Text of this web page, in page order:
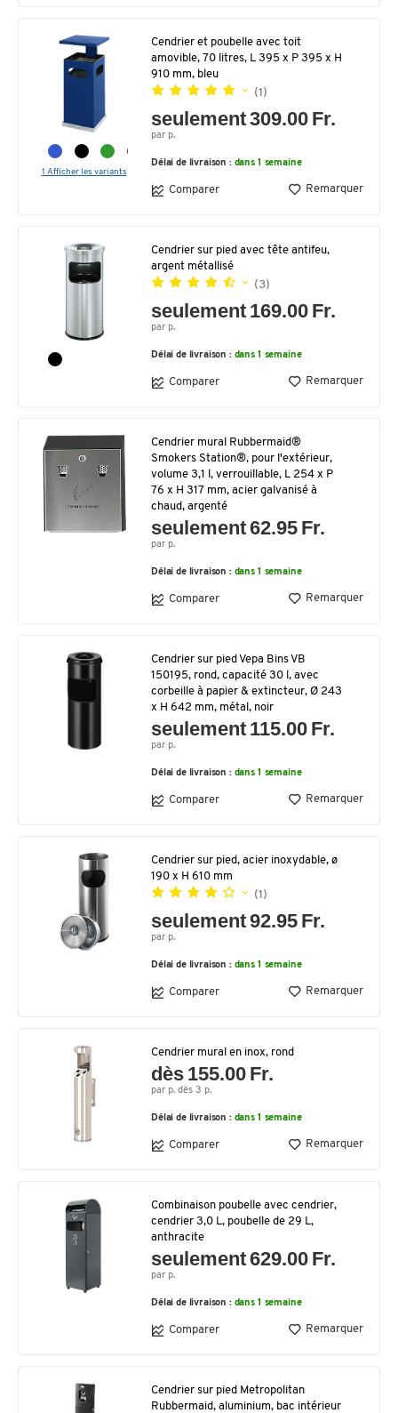
1 Afficher les variants
Cendrier et poubelle avec toit
amovible, 70 litres, L 395 x P 395 x H
910 mm, bleu
(1)
seulement 309.00 Fr.
par p.
Délai de livraison : dans 1 semaine
Comparer Remarquer
Cendrier sur pied avec tête antifeu,
argent métallisé
(3)
seulement 169.00 Fr.
par p.
Délai de livraison : dans 1 semaine
Comparer Remarquer
Cendrier mural Rubbermaid®
Smokers Station®, pour l'extérieur,
volume 3,1 l, verrouillable, L 254 x P
76 x H 317 mm, acier galvanisé à
chaud, argenté
seulement 62.95 Fr.
par p.
Délai de livraison : dans 1 semaine
Comparer Remarquer
Cendrier sur pied Vepa Bins VB
150195, rond, capacité 30 l, avec
corbeille à papier & extincteur, Ø 243
x H 642 mm, métal, noir
seulement 115.00 Fr.
par p.
Délai de livraison : dans 1 semaine
Comparer Remarquer
Cendrier sur pied, acier inoxydable, ø
190 x H 610 mm
(1)
seulement 92.95 Fr.
par p.
Délai de livraison : dans 1 semaine
Comparer Remarquer
Cendrier mural en inox, rond
dès 155.00 Fr.
par p. dès 3 p.
Délai de livraison : dans 1 semaine
Comparer Remarquer
Combinaison poubelle avec cendrier,
cendrier 3,0 L, poubelle de 29 L,
anthracite
seulement 629.00 Fr.
par p.
Délai de livraison : dans 1 semaine
Comparer Remarquer
Cendrier sur pied Metropolitan
Rubbermaid, aluminium, bac intérieur